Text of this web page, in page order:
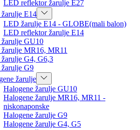
LED reflektor žarulje E27
E14
LED žarulje E14 - GLOBE(mali balon)
LED reflektor žarulje E14
GU10
MR16, MR11
G4, G6,3
G9
žarulje
Halogene žarulje GU10
Halogene žarulje MR16, MR11 -
niskonaponske
Halogene žarulje G9
Halogene žarulje G4, G5